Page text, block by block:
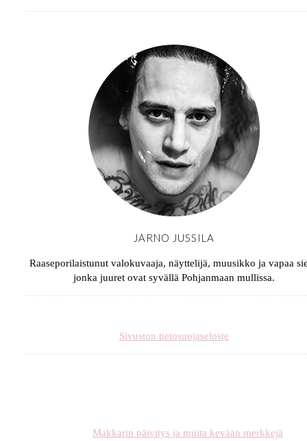
JARNO JUSSILA
Raaseporilaistunut valokuvaaja, näyttelijä, muusikko ja vapaa
jonka juuret ovat syvällä Pohjanmaan mullissa.
Sivuston tietosuojaseloste
Makkarin päivitys ja muita kevään merkkejä